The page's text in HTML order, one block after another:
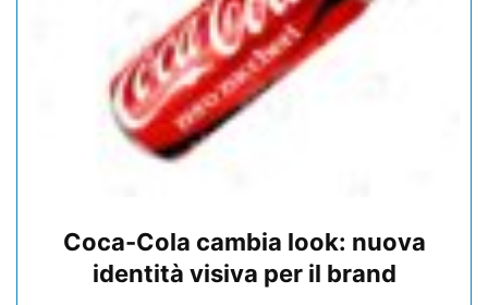
Coca-Cola cambia look: nuova
identità visiva per il brand